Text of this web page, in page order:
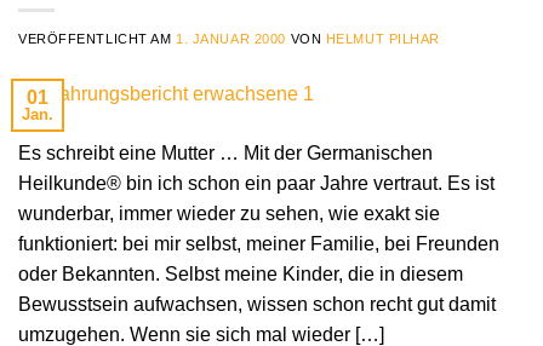
VERÖFFENTLICHT AM 1. JANUAR 2000 VON HELMUT PILHAR
01
Jan.
Es schreibt eine Mutter … Mit der Germanischen
Heilkunde® bin ich schon ein paar Jahre vertraut. Es ist
wunderbar, immer wieder zu sehen, wie exakt sie
funktioniert: bei mir selbst, meiner Familie, bei Freunden
oder Bekannten. Selbst meine Kinder, die in diesem
Bewusstsein aufwachsen, wissen schon recht gut damit
umzugehen. Wenn sie sich mal wieder […]